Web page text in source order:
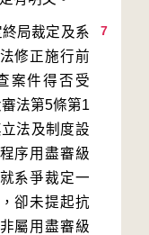
7
終局裁定及系
修正施行前
案件得否受
法第5條第1
法及制度設
序用盡審級
系爭裁定一
卻未提起抗
屬用盡審級